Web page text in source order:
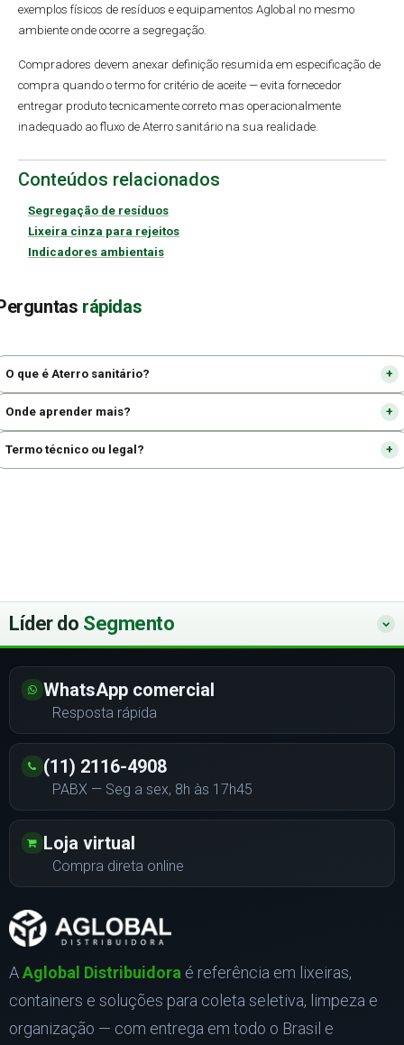
exemplos físicos de resíduos e equipamentos Aglobal no mesmo
ambiente onde ocorre a segregação.
Compradores devem anexar definição resumida em especificação de
compra quando o termo for critério de aceite — evita fornecedor
entregar produto tecnicamente correto mas operacionalmente
inadequado ao fluxo de Aterro sanitário na sua realidade.
Conteúdos relacionados
Segregação de resíduos
Lixeira cinza para rejeitos
Indicadores ambientais
rápidas
O que é Aterro sanitário?
Onde aprender mais?
Termo técnico ou legal?
Líder do Segmento
WhatsApp comercial
Resposta rápida
(11) 2116-4908
PABX — Seg a sex, 8h às 17h45
Loja virtual
Compra direta online
AAglobal Distribuidora é referência em lixeiras,
containers e soluções para coleta seletiva, limpeza e
organização — com entrega em todo o Brasil e